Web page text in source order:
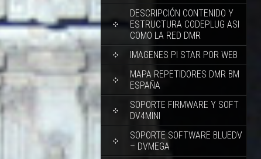
DESCRIPCIÓN CONTENIDO Y
ESTRUCTURA CODEPLUG ASI
COMO LA RED DMR
IMAGENES PI STAR POR WEB
MAPA REPETIDORES DMR BM
ESPAÑA
SOPORTE FIRMWARE Y SOFT
DV4MINI
SOPORTE SOFTWARE BLUEDV
– DVMEGA